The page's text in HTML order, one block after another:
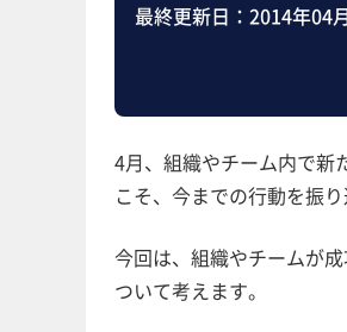
最終更新日： 2014年04
4月、組織やチーム内で新
こそ、今までの行動を振
今回は、組織やチームが
ついて考えます。